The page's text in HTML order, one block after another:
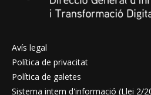
Avís legal
Política de privacitat
Política de galetes
Sistema intern d'informació (Llei 2/